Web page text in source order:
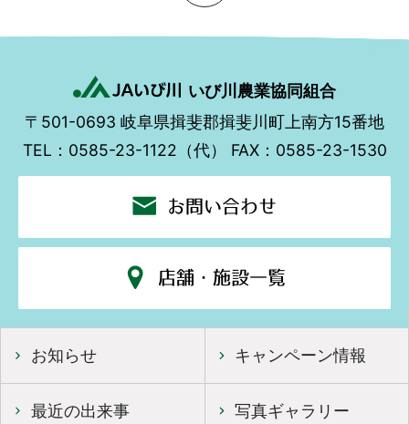
いび川農業協同組合
〒501-0693 岐阜県揖斐郡揖斐川町上南方15番地
TEL：0585-23-1122（代） FAX：0585-23-1530
お問い合わせ
店舗・施設一覧
お知らせ キャンペーン情報
最近の出来事 写真ギャラリー